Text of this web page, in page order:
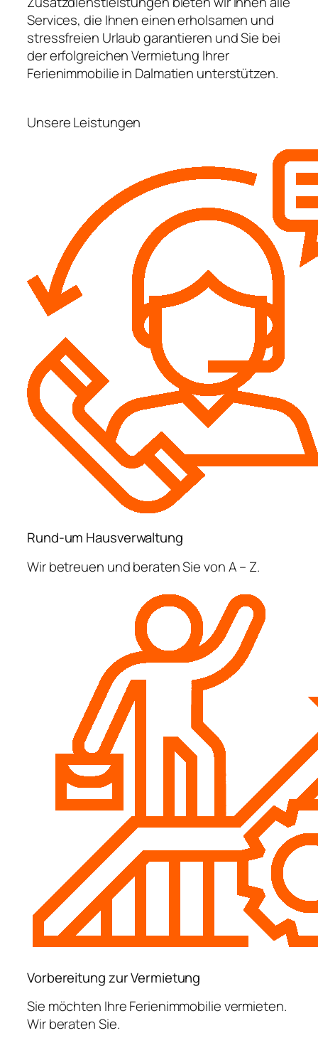
Services, die Ihnen einen erholsamen und
stressfreien Urlaub garantieren und Sie bei
der erfolgreichen Vermietung Ihrer
Ferienimmobilie in Dalmatien unterstützen.
Unsere Leistungen
Rund-um Hausverwaltung
Wir betreuen und beraten Sie von A – Z.
Vorbereitung zur Vermietung
Sie möchten Ihre Ferienimmobilie vermieten.
Wir beraten Sie.